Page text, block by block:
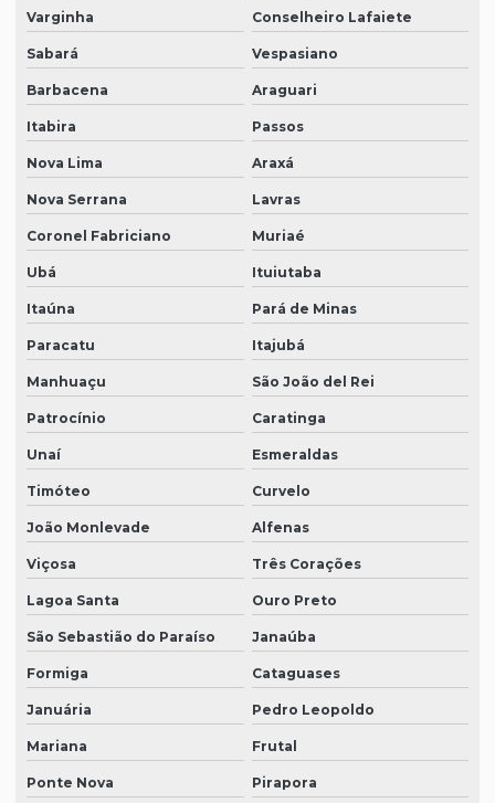
Varginha Conselheiro Lafaiete
Sabará Vespasiano
Barbacena Araguari
Itabira Passos
Nova Lima Araxá
Nova Serrana Lavras
Coronel Fabriciano Muriaé
Ubá Ituiutaba
Itaúna Pará de Minas
Paracatu Itajubá
Manhuaçu São João del Rei
Patrocínio Caratinga
Unaí Esmeraldas
Timóteo Curvelo
João Monlevade Alfenas
Viçosa Três Corações
Lagoa Santa Ouro Preto
São Sebastião do Paraíso Janaúba
Formiga Cataguases
Januária Pedro Leopoldo
Mariana Frutal
Ponte Nova Pirapora